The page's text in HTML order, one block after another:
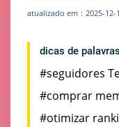
atualizado em：2025-12-
dicas de
#seguidores
#comprar
#otimizar